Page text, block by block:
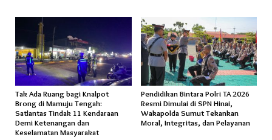
Tak Ada Ruang bagi Knalpot
Brong di Mamuju Tengah:
Satlantas Tindak 11 Kendaraan
Demi Ketenangan dan
Keselamatan Masyarakat
Pendidikan Bintara Polri TA 2026
Resmi Dimulai di SPN Hinai,
Wakapolda Sumut Tekankan
Moral, Integritas, dan Pelayanan